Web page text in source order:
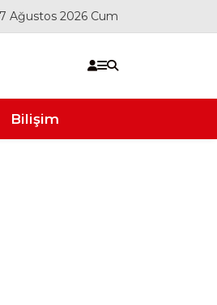
Ağustos 2026 Cum
Bilişim